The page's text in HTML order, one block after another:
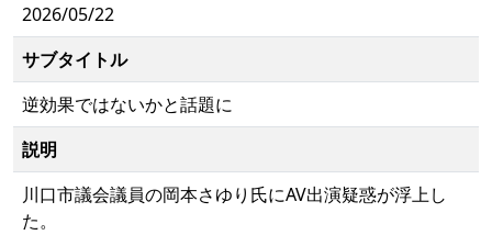
2026/05/22
サブタイトル
逆効果ではないかと話題に
説明
川口市議会議員の岡本さゆり氏にAV出演疑惑が浮上し
た。